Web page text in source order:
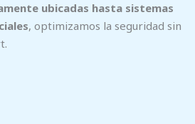
ubicadas hasta sistemas
, optimizamos la seguridad sin